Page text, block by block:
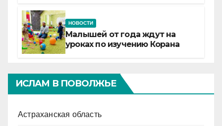
НОВОСТИ
Малышей от года ждут на
уроках по изучению Корана
ИСЛАМ В ПОВОЛЖЬЕ
Астраханская область